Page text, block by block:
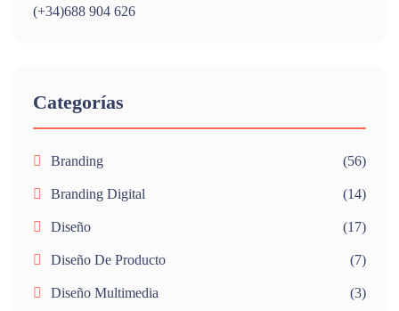
(+34)688 904 626
Categorías
Branding (56)
Branding Digital (14)
Diseño (17)
Diseño De Producto (7)
Diseño Multimedia (3)